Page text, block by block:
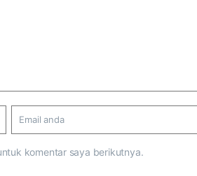
komentar saya berikutnya.